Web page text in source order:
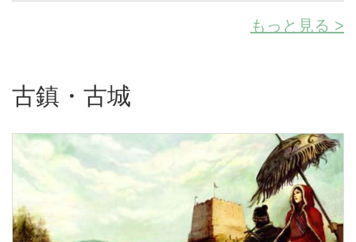
もっと見る >
古鎮・古城